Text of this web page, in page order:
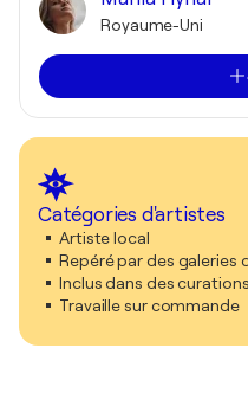
Royaume-Uni
Catégories d'artistes
Artiste local
Repéré par des galeries
Inclus dans des
Travaille sur commande